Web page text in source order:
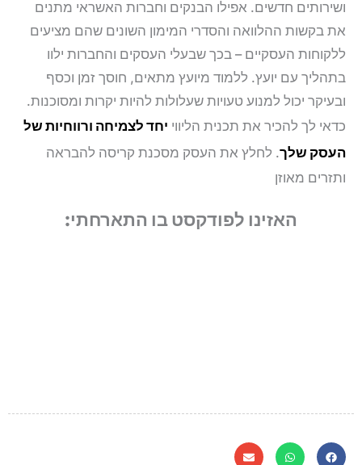
ושירותים חדשים. אפילו הבנקים וחברות האשראי מתנים
את בקשות ההלוואה והסדרי המימון השונים שהם מציעים
ללקוחות העסקיים – בכך שבעלי העסקים והחברות ילוו
בתהליך עם יועץ. ללמוד מיועץ מתאים, חוסך זמן וכסף
ובעיקר יכול למנוע טעויות שעלולות להיות יקרות ומסוכנות.
כדאי לך להכיר את תכנית הליווי יחד לצמיחה ורווחיות של
העסק שלך. לחלץ את העסק מסכנת קריסה להבראה
ותזרים מאוזן
האזינו לפודקסט בו התארחתי: